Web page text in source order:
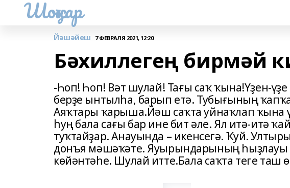
Шоңҡар
Йәшәйеш 7 ФЕВРАЛЯ 2021, 12:20
Бәхиллегең бирмәй
-Һоп! Һоп! Вәт шулай! Тағы саҡ ҡына!Үҙен-
берҙе ынтылһа, барып етә. Тубығының
Аяҡтары ҡарыша.Йәш саҡта уйнаҡлап ҡына
һуң бала сағы бар ине бит әле. Ял итә-итә
туҡтайҙар. Анауында – икенсегә. Ҡуй.
донъя мәшәҡәте. Яуырындарының һыҙлауы
көйәнтәһе. Шулай итте.Бала саҡта теге таш